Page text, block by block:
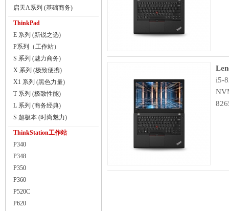
启天A系列 (基础商务)
ThinkPad
E 系列 (新锐之选)
P系列（工作站）
S 系列 (魅力商务)
X 系列 (极致便携)
X1 系列 (黑色力量)
T 系列 (极致性能)
L 系列 (商务经典)
S 超极本 (时尚魅力)
ThinkStation工作站
P340
P348
P350
P360
P520C
P620
i5-